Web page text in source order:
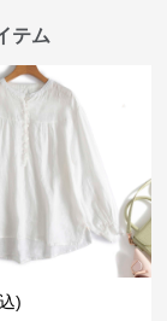
テム
)